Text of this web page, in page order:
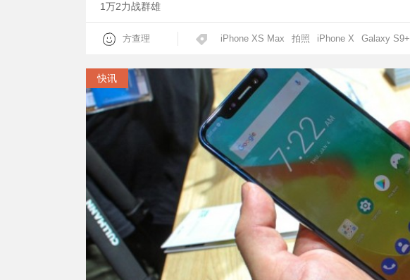
1万2力战群雄
方查理 iPhone XS Max 拍照 iPhone X Galaxy S9+
快讯